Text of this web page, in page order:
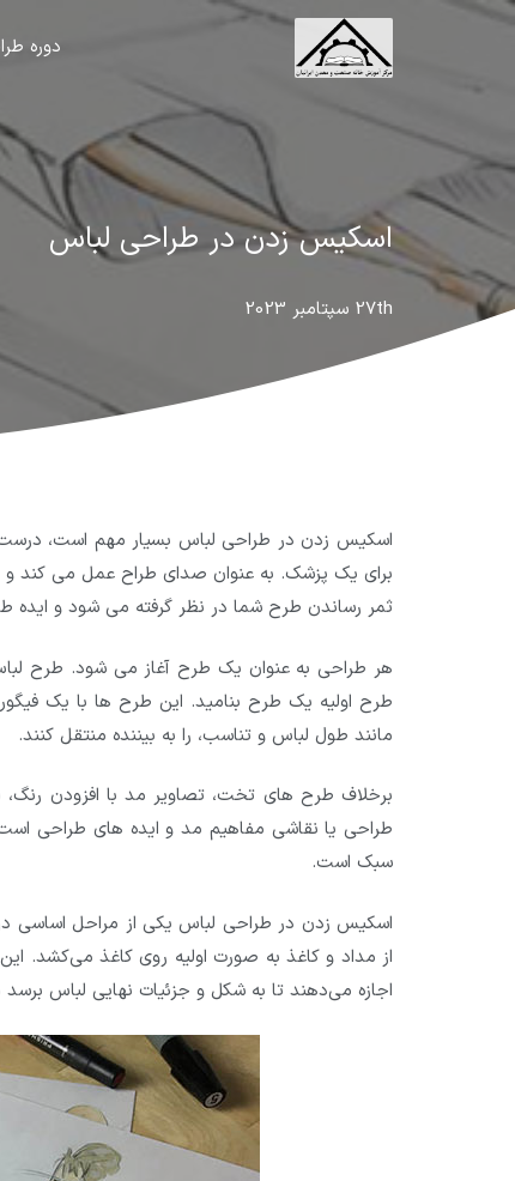
دوره
اسکیس زدن در طراحی لباس
27th سپتامبر 2023
اسکیس زدن در طراحی لباس بسیار مهم است، درست
برای یک پزشک. به عنوان صدای طراح عمل می کند و
ثمر رساندن طرح شما در نظر گرفته می شود و ایده
هر طراحی به عنوان یک طرح آغاز می شود. طرح
طرح اولیه یک طرح بنامید. این طرح ها با یک
مانند طول لباس و تناسب، را به بیننده منتقل کنند.
برخلاف طرح های تخت، تصاویر مد با افزودن
طراحی یا نقاشی مفاهیم مد و ایده های طراحی
سبک است.
اسکیس زدن در طراحی لباس یکی از مراحل اساسی در
از مداد و کاغذ به صورت اولیه روی کاغذ می‌کشد.
اجازه می‌دهند تا به شکل و جزئیات نهایی لباس برسد